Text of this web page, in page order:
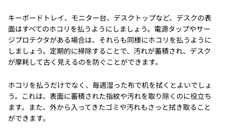
キーボードトレイ、モニター台、デスクトップなど、デスクの表
面はすべてのホコリを払うようにしましょう。電源タップやサー
ジプロテクタがある場合は、それらも同様にホコリを払うように
しましょう。定期的に掃除することで、汚れが蓄積され、デスク
が摩耗して古く見えるのを防ぐことができます。
ホコリを払うだけでなく、毎週湿った布で机を拭くとよいでしょ
う。これは、表面に蓄積された指紋や汚れを取り除くのに役立ち
ます。また、外から入ってきたゴミや汚れもさっと拭き取ること
ができます。